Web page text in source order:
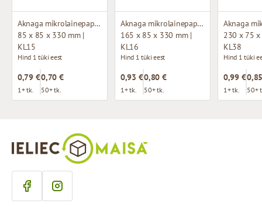
Aknaga mikrolainepappkarp
85 x 85 x 330 mm |
KL15
Hind 1 tüki eest
0,79 €
1+ tk.
0,70 €
50+ tk.
Aknaga mikrolainepappkarp
165 x 85 x 330 mm |
KL16
Hind 1 tüki eest
0,93 €
1+ tk.
0,80 €
50+ tk.
230 x 75
KL38
Hind 1 tüki
0,99 €
1+ tk. 50+